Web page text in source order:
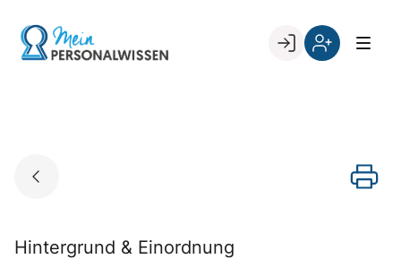
content
Go to landing page.
Hintergrund & Einordnung